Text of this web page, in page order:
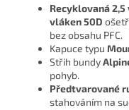
Recyklovaná 2,5
vláken 50D
bez obsahu PFC.
Kapuce typu
Střih bundy
pohyb.
Předtvarované
stahováním na